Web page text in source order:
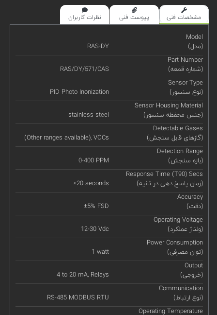
مشخصات فنی پیوست فنی نظرات کاربران
Model
(مدل)
RAS-DY
Part Number
(شماره قطعه)
RAS/DY/571/CAS
Sensor Type
(نوع سنسور)
PID Photo Inonization
Sensor Housing Material
(جنس محفظه سنسور)
stainless steel
Detectable Gases
(گازهای قابل سنجش)
(Other ranges available), VOCs
Detection Range
(بازه سنجش)
0-400 PPM
Response Time (T90) Secs
(زمان پاسخ دهی در ثانیه)
≤20 seconds
Accuracy
(دقت)
±5% FSD
Operating Voltage
(ولتاژ عملکرد)
12-30 Vdc
Power Consumption
(توان مصرفی)
1 watt
Output
(خروجی)
4 to 20 mA, Relays
Communication
(نوع ارتباط)
RS-485 MODBUS RTU
Operating Temperature